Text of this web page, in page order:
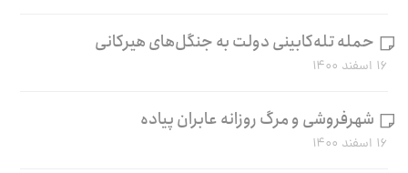
حمله تله‌کابینی دولت به جنگل‌های هیرکانی
۱۶ اسفند ۱۴۰۰
شهرفروشی و مرگ روزانه عابران پیاده
۱۶ اسفند ۱۴۰۰